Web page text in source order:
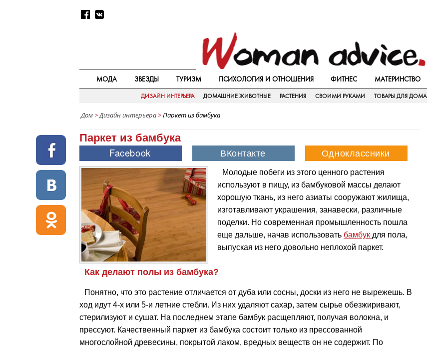
МОДА ЗВЕЗДЫ ТУРИЗМ ПСИХОЛОГИЯ И ОТНОШЕНИЯ ФИТНЕС МАТЕРИНСТВО
ДИЗАЙН ИНТЕРЬЕРА ДОМАШНИЕ ЖИВОТНЫЕ РАСТЕНИЯ СВОИМИ РУКАМИ ТОВАРЫ ДЛЯ ДОМА
Дом >Дизайн интерьера >Паркет из бамбука
Паркет из бамбука
Молодые побеги из этого ценного растения
используют в пищу, из бамбуковой массы делают
хорошую ткань, из него азиаты сооружают жилища,
изготавливают украшения, занавески, различные
поделки. Но современная промышленность пошла
еще дальше, начав использовать бамбук для пола,
выпуская из него довольно неплохой паркет.
Как делают полы из бамбука?
Понятно, что это растение отличается от дуба или сосны, доски из него не вырежешь. В
ход идут 4-х или 5-и летние стебли. Из них удаляют сахар, затем сырье обезжиривают,
стерилизуют и сушат. На последнем этапе бамбук расщепляют, получая волокна, и
прессуют. Качественный паркет из бамбука состоит только из прессованной
многослойной древесины, покрытой лаком, вредных веществ он не содержит. По